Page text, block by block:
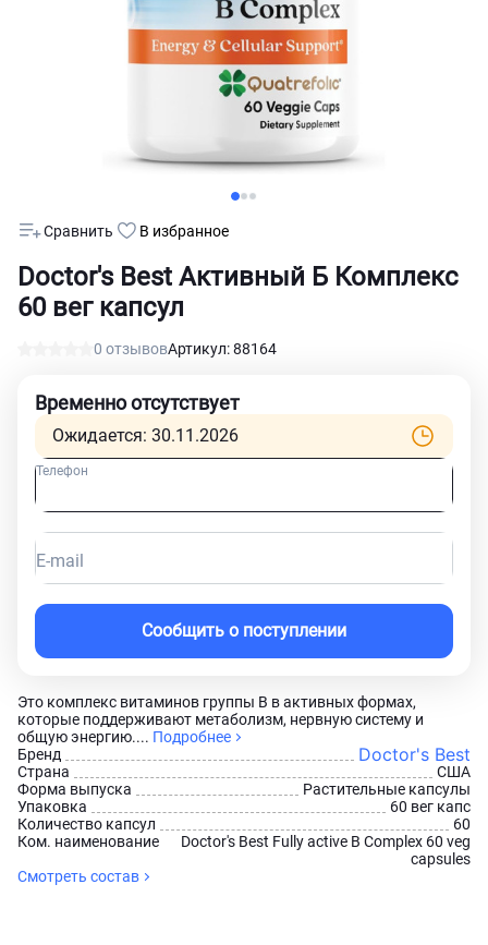
Doctor's Best Активный Б Комплекс
60 вег капсул
0 отзывовАртикул: 88164
Сравнить В избранное
Это комплекс витаминов группы B в активных формах,
которые поддерживают метаболизм, нервную систему и
общую энергию.... Подробнее
Бренд
Doctor's Best
Страна
США
Форма выпуска
Растительные капсулы
Упаковка
60 вег капс
Количество капсул
60
Ком. наименование
Doctor's Best Fully active B Complex 60 veg
capsules
Смотреть состав
Временно отсутствует
Ожидается: 30.11.2026
Телефон
E-mail
Сообщить о поступлении